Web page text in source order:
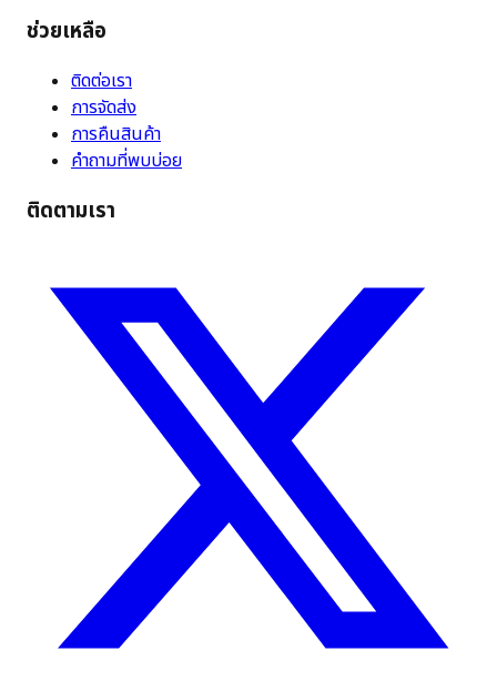
ช่วยเหลือ
ติดต่อเรา
การจัดส่ง
การคืนสินค้า
คำถามที่พบบ่อย
ติดตามเรา